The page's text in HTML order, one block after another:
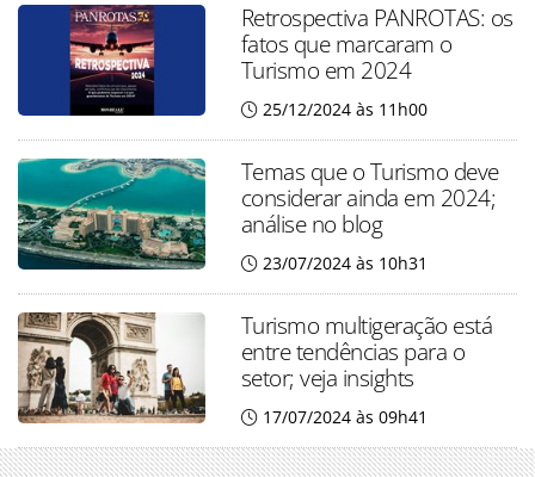
Retrospectiva PANROTAS: os
fatos que marcaram o
Turismo em 2024
25/12/2024 às 11h00
Temas que o Turismo deve
considerar ainda em 2024;
análise no blog
23/07/2024 às 10h31
Turismo multigeração está
entre tendências para o
setor; veja insights
17/07/2024 às 09h41